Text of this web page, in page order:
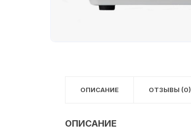
ОПИСАНИЕ ОТЗЫВЫ (0)
ОПИСАНИЕ